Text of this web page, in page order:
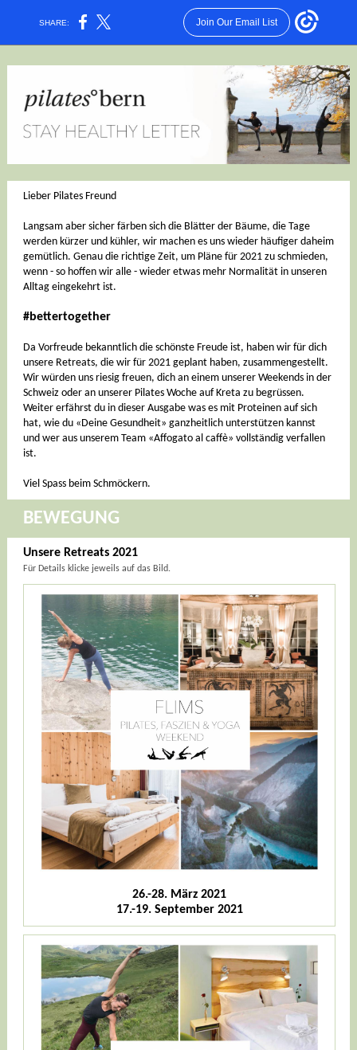
SHARE: Join Our Email List
Lieber Pilates Freund
Langsam aber sicher färben sich die Blätter der Bäume, die Tage
werden kürzer und kühler, wir machen es uns wieder häufiger daheim
gemütlich. Genau die richtige Zeit, um Pläne für 2021 zu schmieden,
wenn - so hoffen wir alle - wieder etwas mehr Normalität in unseren
Alltag eingekehrt ist.
#bettertogether
Da Vorfreude bekanntlich die schönste Freude ist, haben wir für dich
unsere Retreats, die wir für 2021 geplant haben, zusammengestellt.
Wir würden uns riesig freuen, dich an einem unserer Weekends in der
Schweiz oder an unserer Pilates Woche auf Kreta zu begrüssen.
Weiter erfährst du in dieser Ausgabe was es mit Proteinen auf sich
hat, wie du «Deine Gesundheit» ganzheitlich unterstützen kannst
und wer aus unserem Team «Affogato al caffè» vollständig verfallen
ist.
Viel Spass beim Schmöckern.
BEWEGUNG
Unsere Retreats 2021
Für Details klicke jeweils auf das Bild.
26.-28. März 2021
17.-19. September 2021